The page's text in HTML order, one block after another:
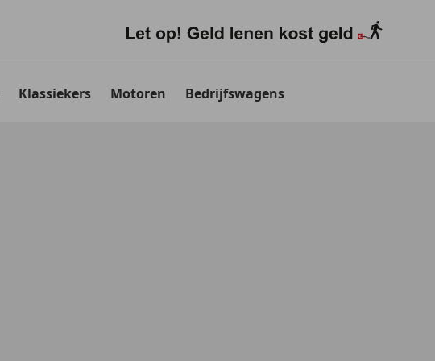
Klassiekers Motoren Bedrijfswagens